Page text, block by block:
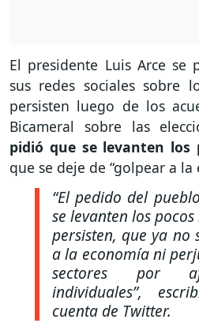
El presidente Luis Arce se
sus redes sociales sobre
persisten luego de los
Bicameral sobre las
pidió que se levanten los
que se deje de “golpear a la
“El pedido del
se levanten los
persisten, que ya no
a la economía ni
sectores por
individuales”,
cuenta de Twitter.